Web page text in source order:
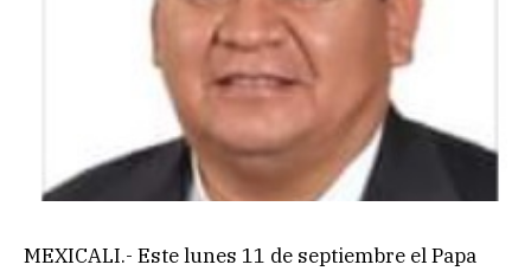
MEXICALI.- Este lunes 11 de septiembre el Papa